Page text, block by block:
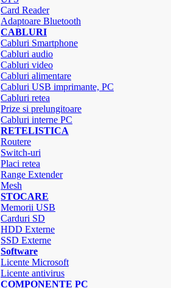
Card Reader
Adaptoare Bluetooth
CABLURI
Cabluri Smartphone
Cabluri audio
Cabluri video
Cabluri alimentare
Cabluri USB imprimante, PC
Cabluri retea
Prize si prelungitoare
Cabluri interne PC
RETELISTICA
Routere
Switch-uri
Placi retea
Range Extender
Mesh
STOCARE
Memorii USB
Carduri SD
HDD Externe
SSD Externe
Software
Licente Microsoft
Licente antivirus
COMPONENTE PC